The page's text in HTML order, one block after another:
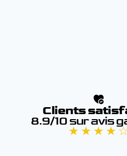
Clients
8.9/10 sur avis
★ ★ ★ ★